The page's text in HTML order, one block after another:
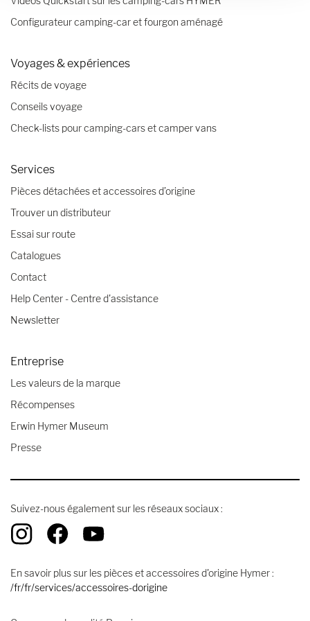
Configurateur camping-car et fourgon aménagé
Voyages & expériences
Récits de voyage
Conseils voyage
Check-lists pour camping-cars et camper vans
Services
Pièces détachées et accessoires d’origine
Trouver un distributeur
Essai sur route
Catalogues
Contact
Help Center - Centre d'assistance
Newsletter
Entreprise
Les valeurs de la marque
Récompenses
Erwin Hymer Museum
Presse
Suivez-nous également sur les réseaux sociaux :
En savoir plus sur les pièces et accessoires d'origine Hymer :
/fr/fr/services/accessoires-dorigine